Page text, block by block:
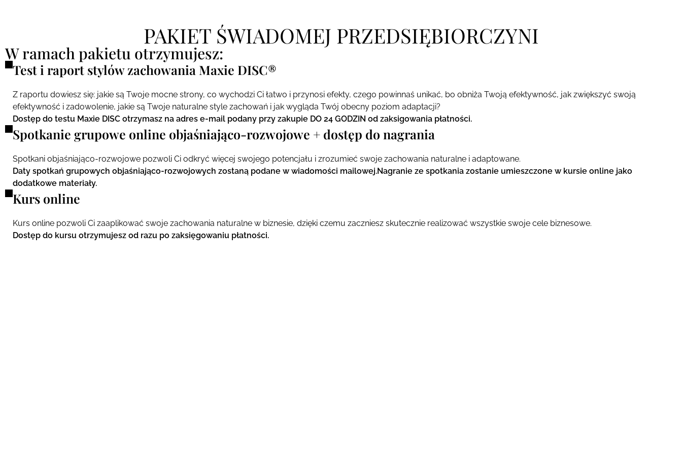
PAKIET ŚWIADOMEJ PRZEDSIĘBIORCZYNI
W ramach pakietu otrzymujesz:
Test i raport stylów zachowania Maxie DISC®
Z raportu dowiesz się: jakie są Twoje mocne strony, co wychodzi Ci łatwo i przynosi efekty, czego powinnaś unikać, bo obniża Twoją efektywność, jak zwiększyć swoją
efektywność i zadowolenie, jakie są Twoje naturalne style zachowań i jak wygląda Twój obecny poziom adaptacji?
Dostęp do testu Maxie DISC otrzymasz na adres e-mail podany przy zakupie DO 24 GODZIN od zaksigowania płatności.
Spotkanie grupowe online objaśniająco-rozwojowe + dostęp do nagrania
Spotkani objaśniająco-rozwojowe pozwoli Ci odkryć więcej swojego potencjału i zrozumieć swoje zachowania naturalne i adaptowane.
Daty spotkań grupowych objaśniająco-rozwojowych zostaną podane w wiadomości mailowej.Nagranie ze spotkania zostanie umieszczone w kursie online jako
dodatkowe materiały.
Kurs online
Kurs online pozwoli Ci zaaplikować swoje zachowania naturalne w biznesie, dzięki czemu zaczniesz skutecznie realizować wszystkie swoje cele biznesowe.
Dostęp do kursu otrzymujesz od razu po zaksięgowaniu płatności.